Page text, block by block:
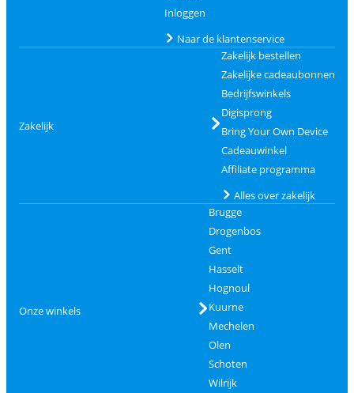
Inloggen
Naar de klantenservice
Zakelijk
Zakelijk bestellen
Zakelijke cadeaubonnen
Bedrijfswinkels
Digisprong
Bring Your Own Device
Cadeauwinkel
Affiliate programma
Alles over zakelijk
Onze winkels
Brugge
Drogenbos
Gent
Hasselt
Hognoul
Kuurne
Mechelen
Olen
Schoten
Wilrijk